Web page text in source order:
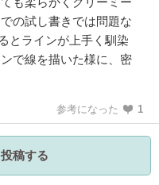
の試し書きでは問題な
とラインが上手く馴染
で線を描いた様に、密
参考になった 1
稿する